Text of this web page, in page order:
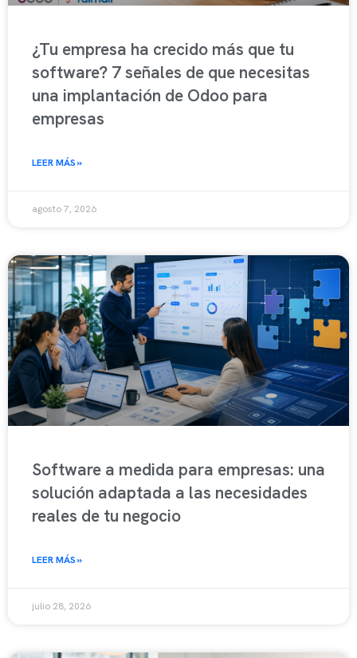
¿Tu empresa ha crecido más que tu
software? 7 señales de que necesitas
una implantación de Odoo para
empresas
LEER MÁS »
agosto 7, 2026
Software a medida para empresas: una
solución adaptada a las necesidades
reales de tu negocio
LEER MÁS »
julio 28, 2026